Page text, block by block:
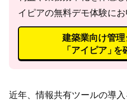
イピアの無料デモ体験にお
建築業向け管
「アイピア」を
近年、情報共有ツールの導